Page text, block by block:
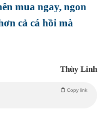
mua ngay, ngon
cả cá hồi mà
Thùy Linh
Copy link